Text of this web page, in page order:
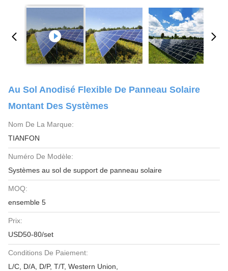
Au Sol Anodisé Flexible De Panneau Solaire
Montant Des Systèmes
Nom De La Marque:
TIANFON
Numéro De Modèle:
Systèmes au sol de support de panneau solaire
MOQ:
ensemble 5
Prix:
USD50-80/set
Conditions De Paiement:
L/C, D/A, D/P, T/T, Western Union,